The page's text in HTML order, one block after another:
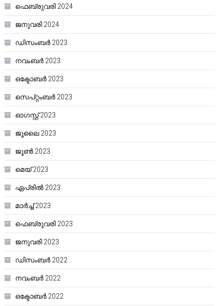
ഫെബ്രുവരി 2024
ജനുവരി 2024
ഡിസംബർ 2023
നവംബർ 2023
ഒക്ടോബർ 2023
സെപ്റ്റംബർ 2023
ഓഗസ്റ്റ്‌ 2023
ജൂലൈ 2023
ജൂൺ 2023
മെയ്‌ 2023
ഏപ്രിൽ 2023
മാർച്ച്‌ 2023
ഫെബ്രുവരി 2023
ജനുവരി 2023
ഡിസംബർ 2022
നവംബർ 2022
ഒക്ടോബർ 2022